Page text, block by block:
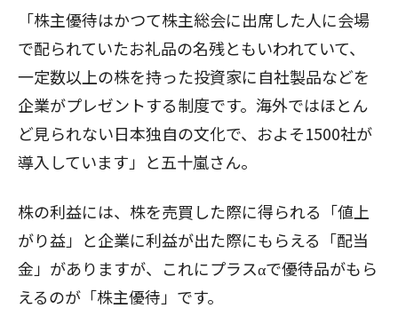
「株主優待はかつて株主総会に出席した人に会場
で配られていたお礼品の名残ともいわれていて、
一定数以上の株を持った投資家に自社製品などを
企業がプレゼントする制度です。海外ではほとん
ど見られない日本独自の文化で、およそ1500社が
導入しています」と五十嵐さん。
株の利益には、株を売買した際に得られる「値上
がり益」と企業に利益が出た際にもらえる「配当
金」がありますが、これにプラスαで優待品がもら
えるのが「株主優待」です。